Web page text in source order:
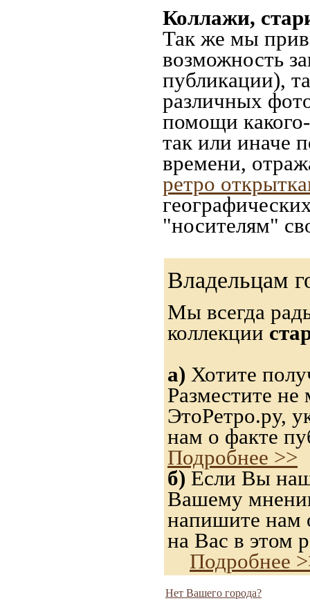
Коллажи,
Так же мы
возможность
публикации),
различных
помощи
так или иначе
времени,
ретро
"носителям"
Владельцам
Мы всегда
коллекции
а) Хотите
Разместите
ЭтоРетро.ру,
нам о факте
Подробнее >>
б) Если Вы
Вашему
напишите нам
на Вас в этом
Подробнее
Нет Вашего города?